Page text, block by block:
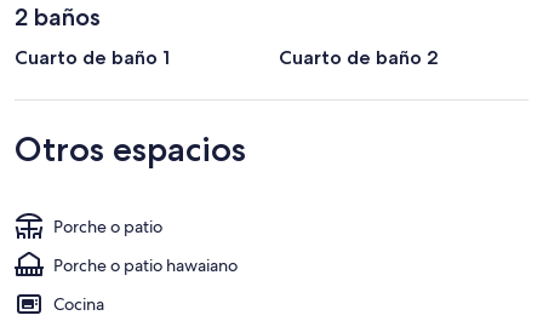
2 baños
Cuarto de baño 1 Cuarto de baño 2
Otros espacios
Porche o patio
Porche o patio hawaiano
Cocina